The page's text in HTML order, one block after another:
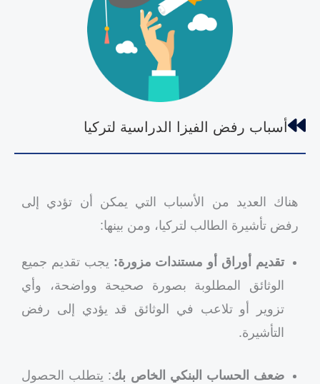
أسباب رفض الفيزا الدراسية لتركيا
هناك العديد من الأسباب التي يمكن أن تؤدي إلى
رفض تأشيرة الطالب لتركيا، ومن بينها:
تقديم أوراق أو مستندات مزورة: يجب تقديم جميع
الوثائق المطلوبة بصورة صحيحة وواضحة، وأي
تزوير أو تلاعب في الوثائق قد يؤدي إلى رفض
التأشيرة.
ضعف الحساب البنكي الخاص بك: يتطلب الحصول